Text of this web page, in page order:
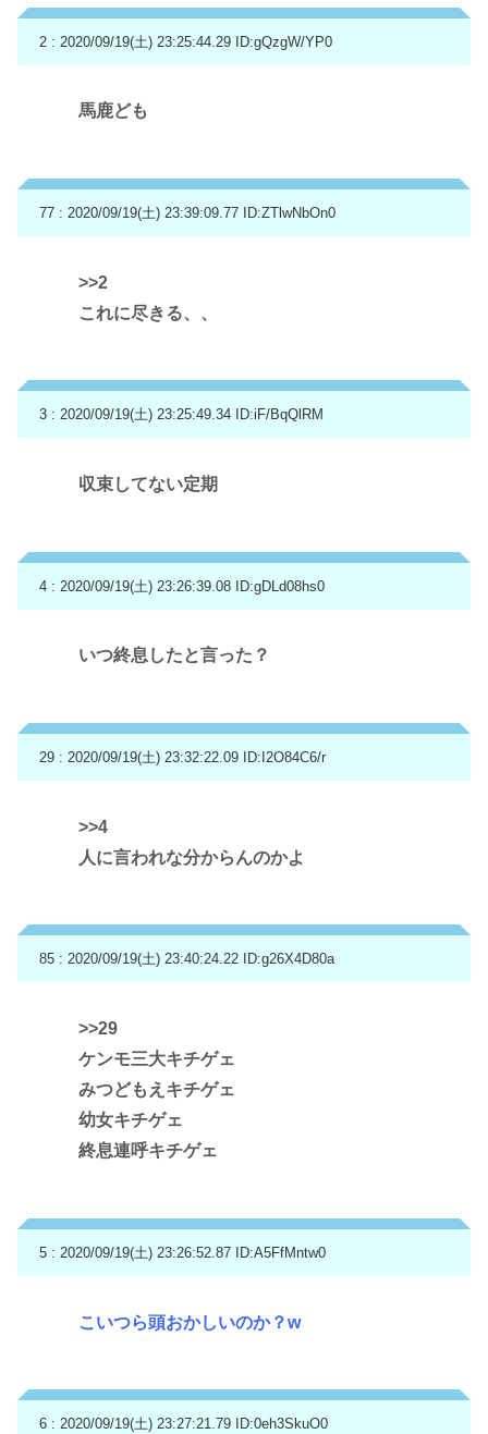
2 : 2020/09/19(土) 23:25:44.29 ID:gQzgW/YP0
馬鹿ども
77 : 2020/09/19(土) 23:39:09.77 ID:ZTlwNbOn0
>>2
これに尽きる、、
3 : 2020/09/19(土) 23:25:49.34 ID:iF/BqQlRM
収束してない定期
4 : 2020/09/19(土) 23:26:39.08 ID:gDLd08hs0
いつ終息したと言った？
29 : 2020/09/19(土) 23:32:22.09 ID:I2O84C6/r
>>4
人に言われな分からんのかよ
85 : 2020/09/19(土) 23:40:24.22 ID:g26X4D80a
>>29
ケンモ三大キチゲェ
みつどもえキチゲェ
幼女キチゲェ
終息連呼キチゲェ
5 : 2020/09/19(土) 23:26:52.87 ID:A5FfMntw0
こいつら頭おかしいのか？w
6 : 2020/09/19(土) 23:27:21.79 ID:0eh3SkuO0